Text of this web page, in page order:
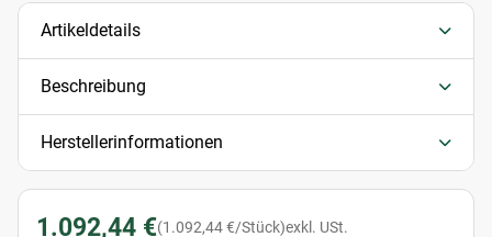
Artikeldetails
Beschreibung
Herstellerinformationen
1.092,44 €(1.092,44 €/Stück)exkl. USt.